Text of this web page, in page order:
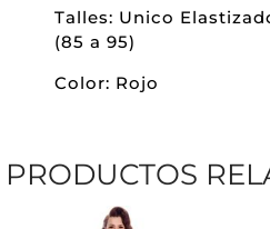
ATRAS
Talles: Unico
(85 a 95)
Color: Rojo
PRODUCTOS